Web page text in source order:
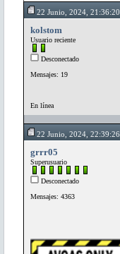
22 Junio, 2024, 21:36:20
kolstom
Usuario reciente
Desconectado
Mensajes: 19
En línea
22 Junio, 2024, 22:39:26
grrr05
Superusuario
Desconectado
Mensajes: 4363